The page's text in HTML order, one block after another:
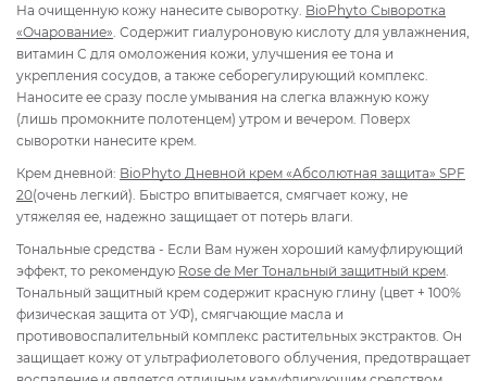
На очищенную кожу нанесите сыворотку. BioPhyto Сыворотка
«Очарование» . Содержит гиалуроновую кислоту для увлажнения,
витамин С для омоложения кожи, улучшения ее тона и
укрепления сосудов, а также себорегулирующий комплекс.
Наносите ее сразу после умывания на слегка влажную кожу
(лишь промокните полотенцем) утром и вечером. Поверх
сыворотки нанесите крем.
Крем дневной: BioPhyto Дневной крем «Абсолютная защита» SPF
20(очень легкий). Быстро впитывается, смягчает кожу, не
утяжеляя ее, надежно защищает от потерь влаги.
Тональные средства - Если Вам нужен хороший камуфлирующий
эффект, то рекомендую Rose de Mer Тональный защитный крем
Тональный защитный крем содержит красную глину (цвет + 100%
физическая защита от УФ), смягчающие масла и
противовоспалительный комплекс растительных экстрактов. Он
защищает кожу от ультрафиолетового облучения, предотвращает